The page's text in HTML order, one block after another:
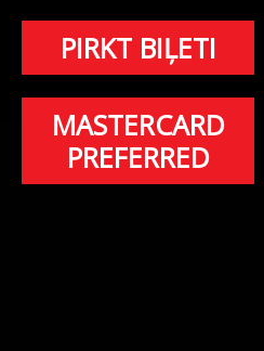
PIRKT BIĻETI
MASTERCARD
PREFERRED